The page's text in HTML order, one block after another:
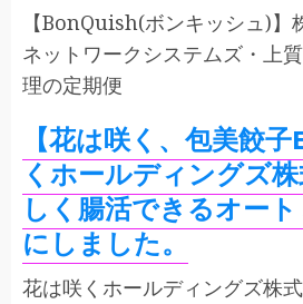
【BonQuish(ボンキッシュ)】
ネットワークシステムズ・上
理の定期便
【花は咲く、包美餃
くホールディングズ
しく腸活できるオー
にしました。
花は咲くホールディングズ株